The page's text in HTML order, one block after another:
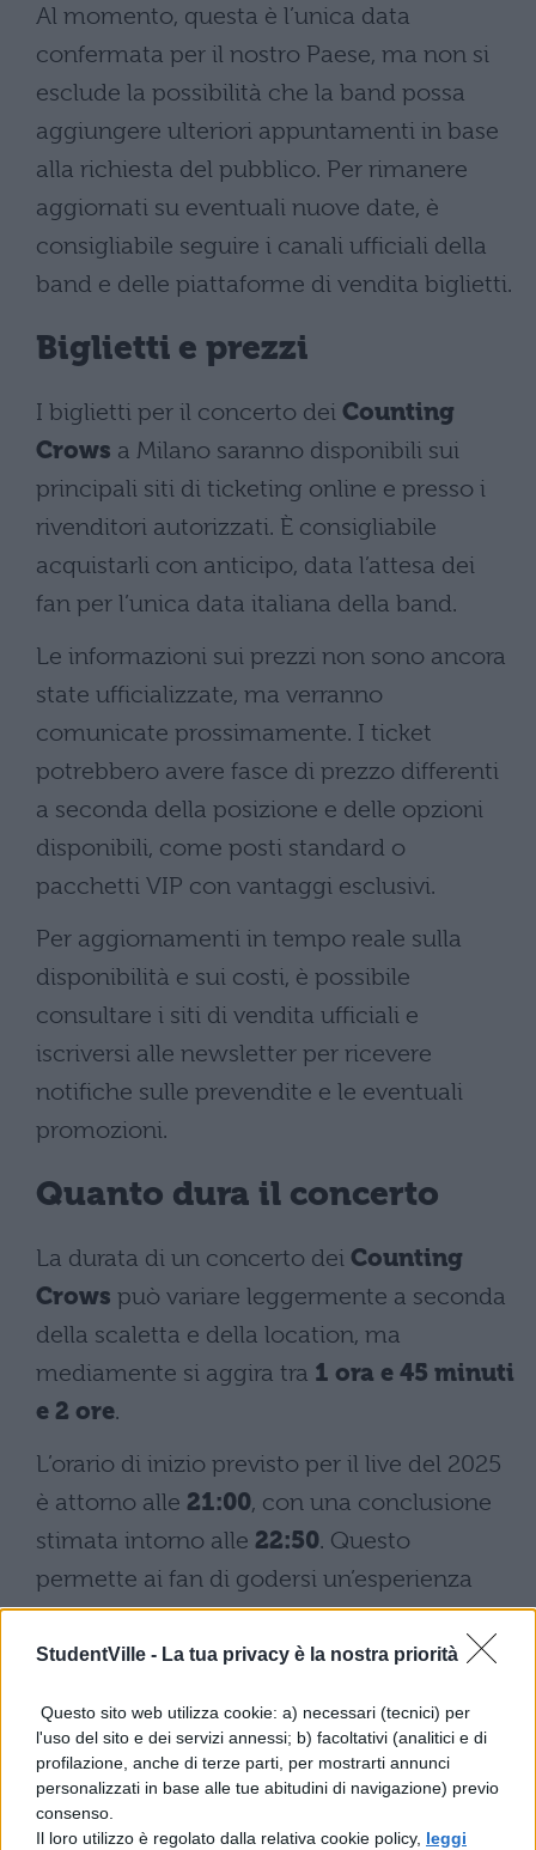
StudentVille - La tua privacy è la nostra priorità
Questo sito web utilizza cookie: a) necessari (tecnici) per
l'uso del sito e dei servizi annessi; b) facoltativi (analitici e di
profilazione, anche di terze parti, per mostrarti annunci
personalizzati in base alle tue abitudini di navigazione) previo
consenso.
Il loro utilizzo è regolato dalla relativa cookie policy, leggi
Al momento, questa è l’unica data
confermata per il nostro Paese, ma non si
esclude la possibilità che la band possa
aggiungere ulteriori appuntamenti in base
alla richiesta del pubblico. Per rimanere
aggiornati su eventuali nuove date, è
consigliabile seguire i canali ufficiali della
band e delle piattaforme di vendita biglietti.
Biglietti e prezzi
I biglietti per il concerto dei Counting
Crows a Milano saranno disponibili sui
principali siti di ticketing online e presso i
rivenditori autorizzati. È consigliabile
acquistarli con anticipo, data l’attesa dei
fan per l’unica data italiana della band.
Le informazioni sui prezzi non sono ancora
state ufficializzate, ma verranno
comunicate prossimamente. I ticket
potrebbero avere fasce di prezzo differenti
a seconda della posizione e delle opzioni
disponibili, come posti standard o
pacchetti VIP con vantaggi esclusivi.
Per aggiornamenti in tempo reale sulla
disponibilità e sui costi, è possibile
consultare i siti di vendita ufficiali e
iscriversi alle newsletter per ricevere
notifiche sulle prevendite e le eventuali
promozioni.
Quanto dura il concerto
La durata di un concerto dei Counting
Crows può variare leggermente a seconda
della scaletta e della location, ma
mediamente si aggira tra 1 ora e 45 minuti
e 2 ore.
L’orario di inizio previsto per il live del 2025
è attorno alle 21:00, con una conclusione
stimata intorno alle 22:50. Questo
permette ai fan di godersi un’esperienza
completa con tutti i brani più
rappresentativi della band, senza pause
La struttura dello spettacolo potrebbe
includere sia momenti acustici più intimi
che sezioni energiche con pezzi ritmati,